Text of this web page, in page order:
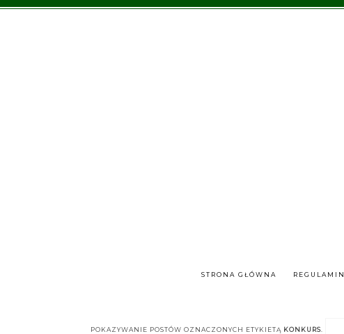
STRONA GŁÓWNA REGULAMIN
POKAZYWANIE POSTÓW OZNACZONYCH ETYKIETĄ KONKURS